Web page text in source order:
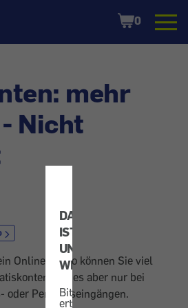
DATENSCHUTZ
IST
UNS
WICHTIG!
Bitte
erteilen
Shopping
Cart
0
mehr
Nicht
Online-Konto können Sie viel
gibt es aber nur bei
oder Pensionseingängen.